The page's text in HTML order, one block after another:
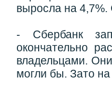
выросла на
- Сбербанк
окончательно
владельцами.
могли бы. Зато